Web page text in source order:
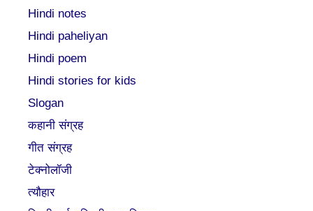
Hindi notes
Hindi paheliyan
Hindi poem
Hindi stories for kids
Slogan
कहानी संग्रह
गीत संग्रह
टेक्नोलॉजी
त्यौहार